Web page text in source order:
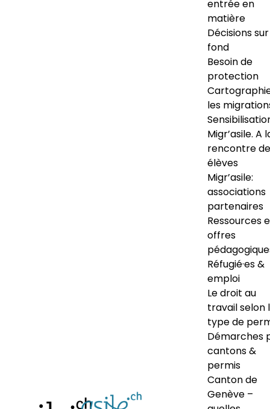
entrée en
matière
Décisions
fond
Besoin de
protection
les
Migr’asile. A
rencontre
élèves
Migr’asile:
associations
partenaires
Ressources
offres
Réfugié·es &
emploi
Le droit au
travail selon
type de
Démarches
cantons &
permis
Canton de
Genève –